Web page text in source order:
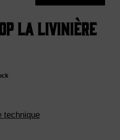
La Livinière
technique